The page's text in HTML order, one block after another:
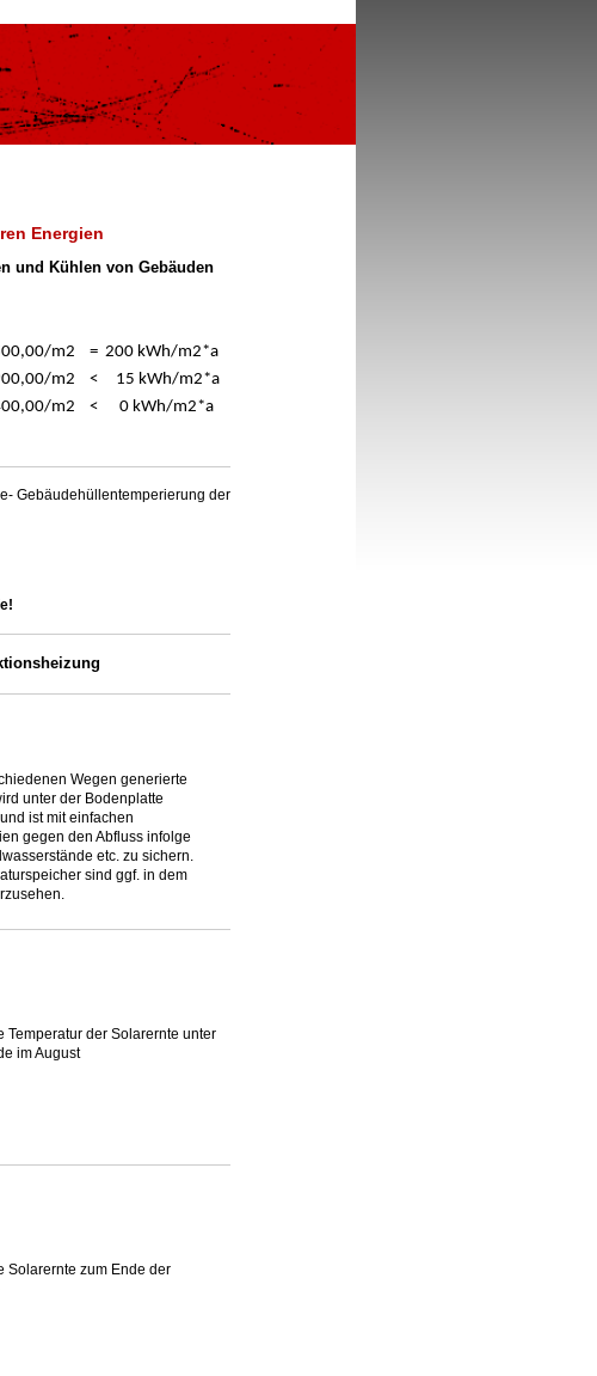
Energien
und Kühlen von Gebäuden
m2 = 200 kWh/m2*a
m2 < 15 kWh/m2*a
m2 < 0 kWh/m2*a
Gebäudehüllentemperierung der
Wegen generierte
unter der Bodenplatte
ist mit einfachen
gegen den Abfluss infolge
etc. zu sichern.
sind ggf. in dem
Temperatur der Solarernte unter
im August
Solarernte zum Ende der